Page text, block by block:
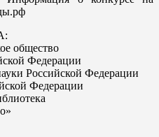
общество
Федерации
Российской Федерации
Федерации